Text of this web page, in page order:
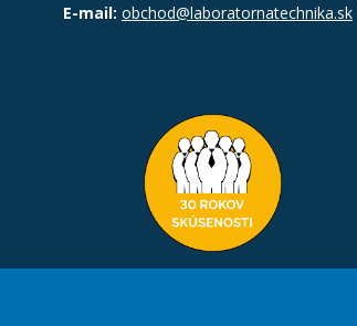
E-mail: obchod@laboratornatechnika.sk